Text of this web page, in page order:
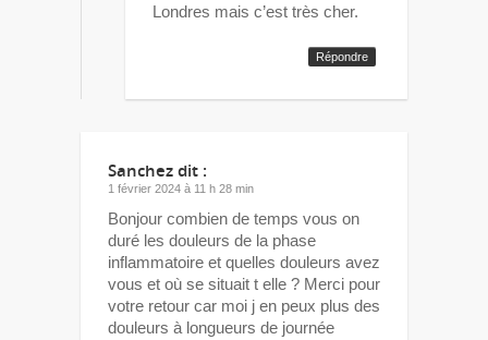
Londres mais c’est très cher.
Répondre
Sanchez dit :
1 février 2024 à 11 h 28 min
Bonjour combien de temps vous on
duré les douleurs de la phase
inflammatoire et quelles douleurs avez
vous et où se situait t elle ? Merci pour
votre retour car moi j en peux plus des
douleurs à longueurs de journée